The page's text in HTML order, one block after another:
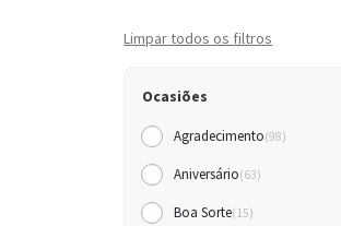
Limpar todos os filtros
Ocasiões
Agradecimento(98)
Aniversário(63)
Boa Sorte(15)